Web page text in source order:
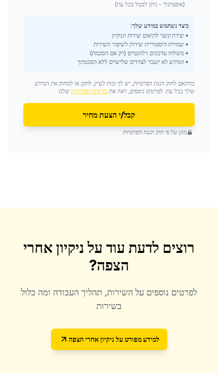
(אופציונלי - ניתן לבטל בכל עת)
כיצד נשתמש במידע שלך:
• יצירת קשר לתיאום שירות הניקיון
• שמירת היסטוריית שירות לשיפור השירות
• משלוח עדכונים רלוונטיים (רק אם הסכמת)
• המידע לא יועבר לצדדים שלישיים ללא הסכמתך
בהתאם לחוק הגנת הפרטיות, יש לך זכות לעיין, לתקן או למחוק את המידע
שלך בכל עת. לפרטים נוספים, ראה את מדיניות הפרטיות שלנו.
קבל/י הצעת מחיר
מוגן על פי חוק הגנת הפרטיות
רוצים לדעת עוד על ניקיון אחרי
הצפה?
לפרטים נוספים על השירות, תהליך העבודה ומה כלול
בשירות
למידע מפורט על ניקיון אחרי הצפה